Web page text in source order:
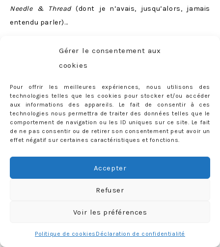
Gérer le consentement aux
cookies
Pour offrir les meilleures expériences, nous utilisons des
technologies telles que les cookies pour stocker et/ou accéder
aux informations des appareils. Le fait de consentir à ces
technologies nous permettra de traiter des données telles que le
comportement de navigation ou les ID uniques sur ce site. Le fait
de ne pas consentir ou de retirer son consentement peut avoir un
effet négatif sur certaines caractéristiques et fonctions.
Accepter
Refuser
Voir les préférences
Politique de cookies Déclaration de confidentialité
Needle & Thread (dont je n’avais, jusqu’alors, jamais
entendu parler)…
Et puis finalement je me suis laissée prendre au jeu des
FAIBLE !),
avec un gros coup de cœur pour les créatrices
Delphine Manivetet Victoire Vermeulen. Après plusieurs
jours d’hésitation aveclaCoquettedes soeurs Vermeulen,
j’ai finalement choisi de porter le modèle Tuliode la
c’était la bonne quand j’ai vu des petites larmes dans les
yeux de mes copines qui m’accompagnaient <3). Pour
tout vous dire, j’étais restée scotchée par le style
« Tulipe » sur le site… SU-BLIME… autant dire que lorsque
j’ai su qu’elle existait en version mariage, je me suis